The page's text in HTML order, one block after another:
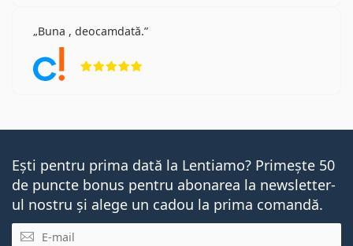
Buna , deocamdată.
Ești pentru prima dată la Lentiamo? Primește 50
de puncte bonus pentru abonarea la newsletter-
ul nostru și alege un cadou la prima comandă.
E-mail